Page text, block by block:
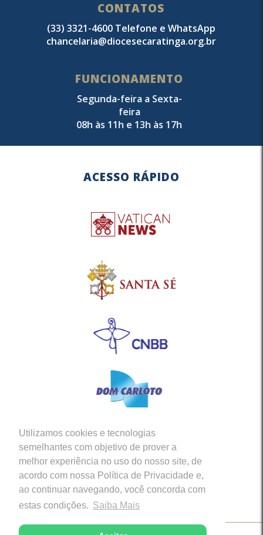
Utilizamos cookies e tecnologias
semelhantes com objetivo de prover a
melhor experiência no uso do nosso site, de
acordo com nossa Política de Privacidade e,
ao continuar navegando, você concorda com
estas condições. Saiba Mais
CONTATOS
(33) 3321-4600 Telefone e WhatsApp
chancelaria@diocesecaratinga.org.br
FUNCIONAMENTO
Segunda-feira a Sexta-
feira
08h às 11h e 13h às 17h
ACESSO RÁPIDO
Siga-nos em nossas Redes Sociais